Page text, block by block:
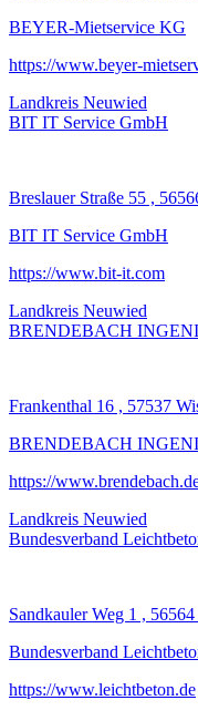
BEYER-Mietservice KG
https://www.beyer-
Landkreis Neuwied
BIT IT Service GmbH
Breslauer Straße 55 ,
BIT IT Service GmbH
https://www.bit-it.com
Landkreis Neuwied
BRENDEBACH
Frankenthal 16 , 57537
BRENDEBACH
https://
Landkreis Neuwied
Bundesverband
Sandkauler Weg 1 ,
Bundesverband
https://www.leichtbeton.de